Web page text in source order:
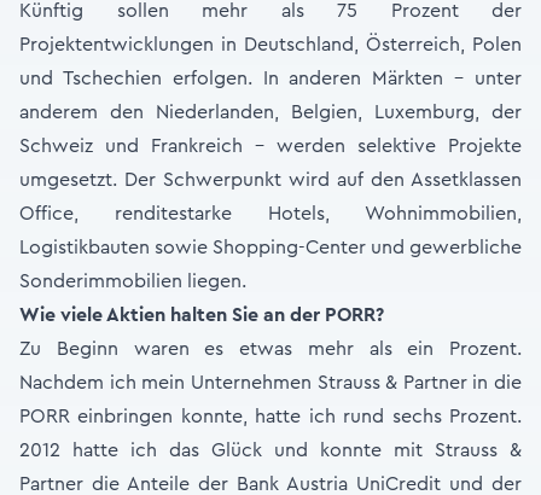
Künftig sollen mehr als 75 Prozent der
Projektentwicklungen in Deutschland, Österreich, Polen
und Tschechien erfolgen. In anderen Märkten – unter
anderem den Niederlanden, Belgien, Luxemburg, der
Schweiz und Frankreich – werden selektive Projekte
umgesetzt. Der Schwerpunkt wird auf den Assetklassen
Office, renditestarke Hotels, Wohnimmobilien,
Logistikbauten sowie Shopping-Center und gewerbliche
Sonderimmobilien liegen.
Wie viele Aktien halten Sie an der PORR?
Zu Beginn waren es etwas mehr als ein Prozent.
Nachdem ich mein Unternehmen Strauss & Partner in die
PORR einbringen konnte, hatte ich rund sechs Prozent.
2012 hatte ich das Glück und konnte mit Strauss &
Partner die Anteile der Bank Austria UniCredit und der